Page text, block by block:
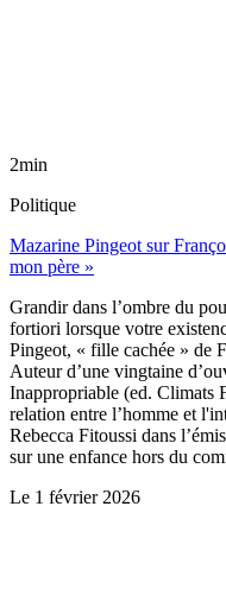
2min
Politique
Mazarine Pingeot sur
mon père »
Grandir dans l’ombre du
fortiori lorsque votre
Pingeot, « fille cachée » de
Auteur d’une vingtaine
Inappropriable (ed. Climats
relation entre l’homme et
Rebecca Fitoussi dans
sur une enfance hors du
Le 1 février 2026